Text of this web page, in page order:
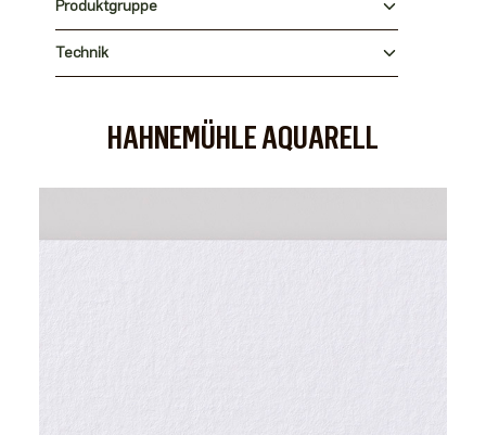
Produktgruppe
Technik
HAHNEMÜHLE AQUARELL